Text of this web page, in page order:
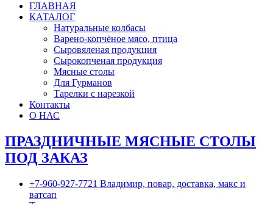
ГЛАВНАЯ
КАТАЛОГ
Натуральные колбасы
Варено-копчёное мясо, птица
Сыровяленая продукция
Сырокопченая продукция
Мясные столы
Для Гурманов
Тарелки с нарезкой
Контакты
О НАС
ПРАЗДНИЧНЫЕ МЯСНЫЕ СТОЛЫ
ПОД ЗАКАЗ
+7-960-927-7721 Владимир, повар, доставка, макс и
ватсап